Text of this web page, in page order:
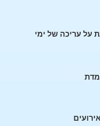
על עריכה של ימי